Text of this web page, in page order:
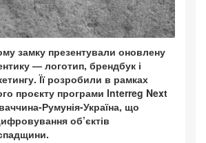
замку презентували оновлену
— логотип, брендбук і
Її розробили в рамках
проєкту програми Interreg Next
Румунія-Україна, що
об’єктів